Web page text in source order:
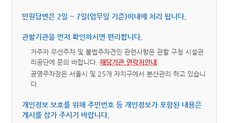
민원답변은 2일 ~ 7일(업무일 기준)이내에 처리 됩니다.
관할기관을 먼저 확인하시면 편리합니다.
거주자 우선주차 및 불법주차견인 관련사항은 관할 구청 시설관
리공단에 문의 바랍니다.해당기관 연락처안내
공영주차장은 서울시 및 25개 자치구에서 분산관리 하고 있습니
다.
개인정보 보호를 위해 주민번호 등 개인정보가 포함된 내용은
게시를 삼가 주시기 바랍니다.